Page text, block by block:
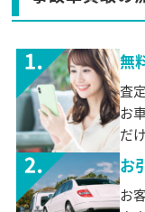
無
査
お
だ
お
お